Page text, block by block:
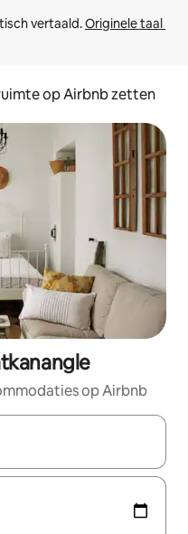
vertaald. Originele taal
op Airbnb zetten
op Airbnb
zijn, maak je een keuze